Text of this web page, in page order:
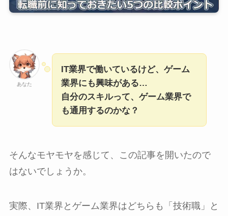
あなた
IT業界で働いているけど、ゲーム
業界にも興味がある…
自分のスキルって、ゲーム業界で
も通用するのかな？
そんなモヤモヤを感じて、この記事を開いたので
はないでしょうか。
実際、IT業界とゲーム業界はどちらも「技術職」と